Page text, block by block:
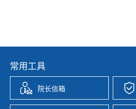
常用工具
院长信箱